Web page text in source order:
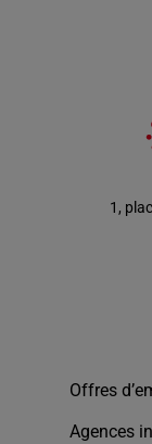
1,
Offres
Agences